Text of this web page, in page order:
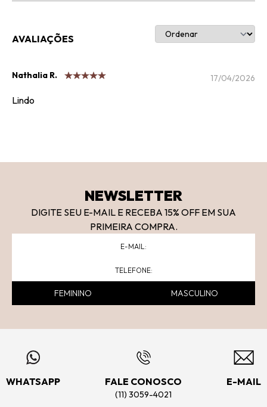
AVALIAÇÕES
Nathalia R. 17/04/2026
Lindo
NEWSLETTER
DIGITE SEU E-MAIL E RECEBA 15% OFF EM SUA
PRIMEIRA COMPRA.
FEMININO MASCULINO
WHATSAPP FALE CONOSCO
(11) 3059-4021
E-MAIL